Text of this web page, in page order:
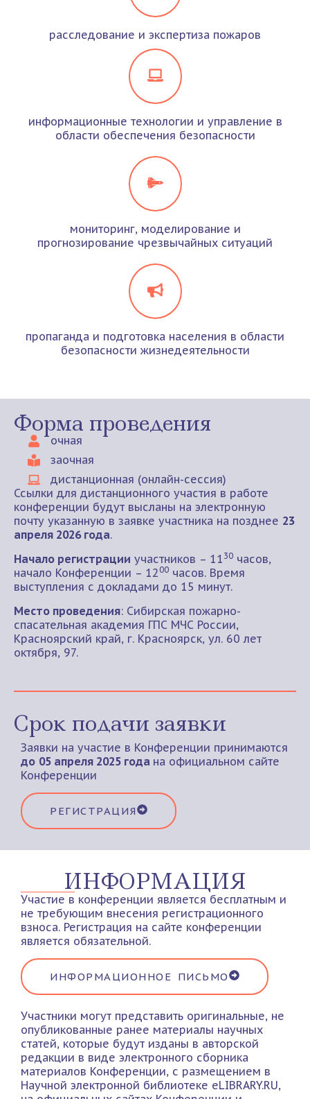
расследование и экспертиза пожаров
информационные технологии и управление в
области обеспечения безопасности
мониторинг, моделирование и
прогнозирование чрезвычайных ситуаций
пропаганда и подготовка населения в области
безопасности жизнедеятельности
Форма проведения
очная
заочная
дистанционная (онлайн-сессия)
Ссылки для дистанционного участия в работе
конференции будут высланы на электронную
почту указанную в заявке участника на позднее 23
апреля 2026 года.
Начало регистрации участников – 11 30 часов,
начало Конференции – 1200 часов. Время
выступления с докладами до 15 минут.
Место проведения: Сибирская пожарно-
спасательная академия ГПС МЧС России,
Красноярский край, г. Красноярск, ул. 60 лет
октября, 97.
Срок подачи заявки
Заявки на участие в Конференции принимаются
до 05 апреля 2025 года на официальном сайте
Конференции
РЕГИСТРАЦИЯ
ИНФОРМАЦИЯ
Участие в конференции является бесплатным и
не требующим внесения регистрационного
взноса. Регистрация на сайте конференции
является обязательной.
ИНФОРМАЦИОННОЕ ПИСЬМО
Участники могут представить оригинальные, не
опубликованные ранее материалы научных
статей, которые будут изданы в авторской
редакции в виде электронного сборника
материалов Конференции, с размещением в
Научной электронной библиотеке eLIBRARY.RU,